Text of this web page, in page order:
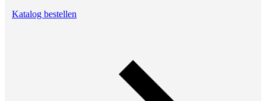
Katalog bestellen